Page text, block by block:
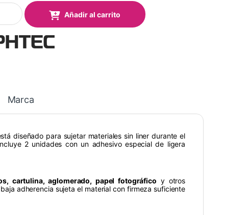
A3 para materiales sin liner (Pack 2 uds.) quantity
Añadir al carrito
Marca
diseñado para sujetar materiales sin liner durante el
2 unidades con un adhesivo especial de ligera
cartulina, aglomerado, papel fotográfico y otros
adherencia sujeta el material con firmeza suficiente